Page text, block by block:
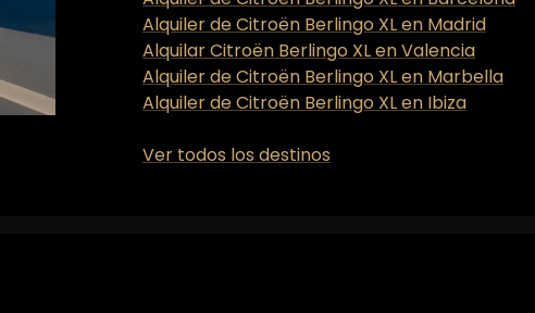
Alquiler de Citroën Berlingo XL en Madrid
Alquilar Citroën Berlingo XL en Valencia
Alquiler de Citroën Berlingo XL en Marbella
Alquiler de Citroën Berlingo XL en Ibiza
Ver todos los destinos